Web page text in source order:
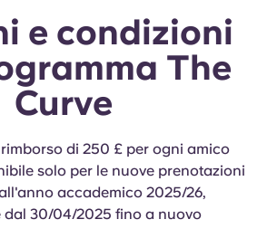
(GB)
(US)
Deutsch
e condizioni
The
Curve
di 250 £ per ogni amico
solo per le nuove prenotazioni
accademico 2025/26,
dal 30/04/2025 fino a nuovo